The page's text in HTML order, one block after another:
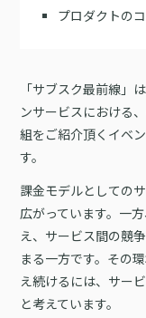
収益化
機能
リアルタイムユーザー解析
バッチ解析
KARTE AI
Action
「うちの子に合う学び
セコーポレーションが
「どうせ使いこなせな
KARTEデータ活
本セミナーでは、
ンまでを自走するための
「Codatum」を使った
詳細を見る
KARTEプロダク
アプリ内でのCX向上、
です。
ダウンロードする
運用支援
パートナープログラム
プロダクトの
「サブスク最前線」
ンサービスにおける
組をご紹介頂くイベ
す。
課金モデルとしての
広がっています。一
え、サービス間の競
まる一方です。その
え続けるには、サー
と考えています。